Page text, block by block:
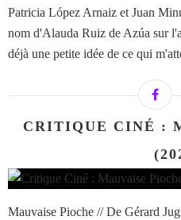
Patricia López Arnaiz et Juan
nom d'Alauda Ruiz de Azúa sur
déjà une petite idée de ce qui
CRITIQUE CINÉ :
Mauvaise Pioche // De Gérard